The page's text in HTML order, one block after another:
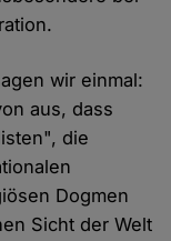
wir einmal:
aus, dass
die
Dogmen
Sicht der Welt